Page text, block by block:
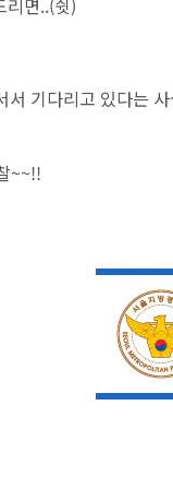
리면..(쉿)
서 기다리고 있다는
~~!!